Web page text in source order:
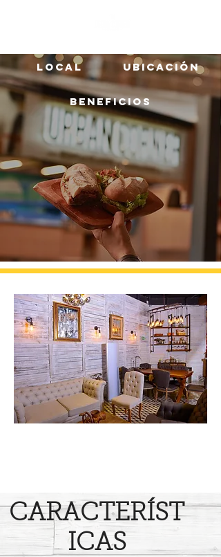
Local Ubicación
Beneficios
CARACTERÍST
ICAS